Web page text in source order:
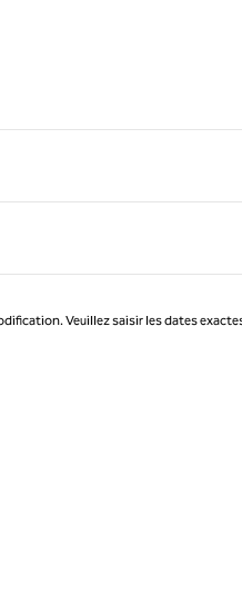
Veuillez saisir les dates